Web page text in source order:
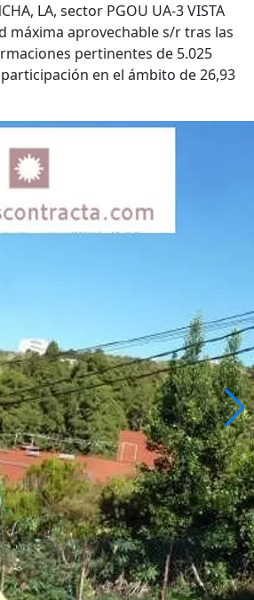
LA, sector PGOU UA-3 VISTA
máxima aprovechable s/r tras las
pertinentes de 5.025
en el ámbito de 26,93